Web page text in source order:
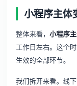
小程序主体
整体来看， 小程序
工作日左右。这个
生效的全部环节。
我们拆开来看。线